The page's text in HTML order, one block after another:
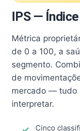
IPS —
Métrica
de 0 a 100, a
segmento.
de
mercado — tudo
interpretar.
Cinco